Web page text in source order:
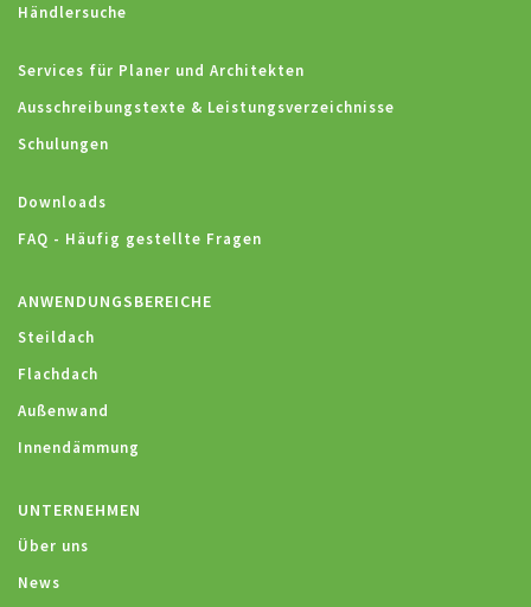
Händlersuche
Services für Planer und Architekten
Ausschreibungstexte & Leistungsverzeichnisse
Schulungen
Downloads
FAQ - Häufig gestellte Fragen
ANWENDUNGSBEREICHE
Steildach
Flachdach
Außenwand
Innendämmung
UNTERNEHMEN
Über uns
News